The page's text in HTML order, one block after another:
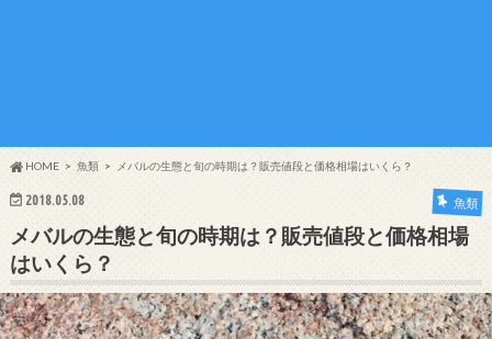
HOME 魚類 メバルの生態と旬の時期は？販売値段と価格相場はいくら？
2018.05.08 魚類
メバルの生態と旬の時期は？販売値段と価格相場
はいくら？